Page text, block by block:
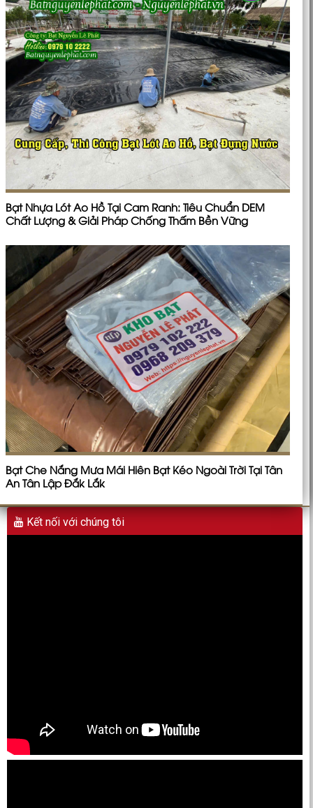
Bạt Nhựa Lót Ao Hồ Tại Cam Ranh: Tiêu Chuẩn DEM
Chất Lượng & Giải Pháp Chống Thấm Bền Vững
Bạt Che Nắng Mưa Mái Hiên Bạt Kéo Ngoài Trời Tại Tân
An Tân Lập Đắk Lắk
Kết nối với chúng tôi